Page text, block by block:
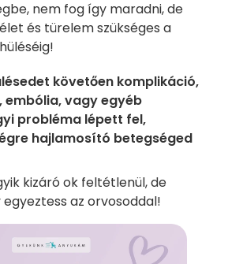
nem fog így maradni, de
és türelem szükséges a
követően komplikáció,
embólia, vagy egyéb
probléma lépett fel,
hajlamosító betegséged
kizáró ok feltétlenül, de
az orvosoddal!